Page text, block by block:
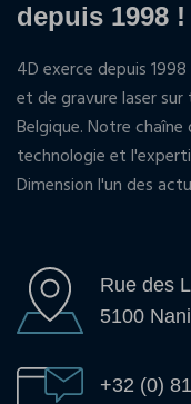
depuis 1998 !
4D exerce depuis
et de gravure laser
Belgique. Notre
technologie et
Dimension l'un des
Rue des
5100
+32 (0)